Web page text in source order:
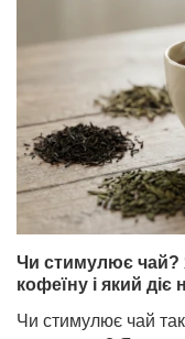
Чи стимулює чай?
кофеїну і який діє
Чи стимулює чай